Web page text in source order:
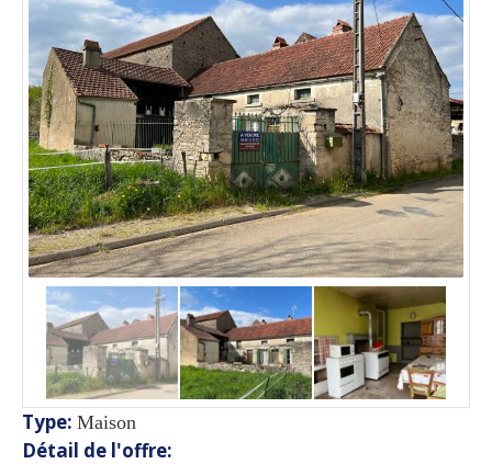
Type: Maison
Détail de l'offre: